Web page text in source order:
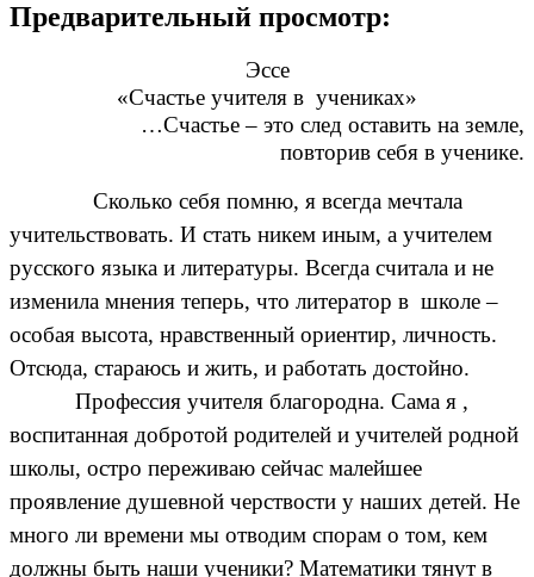
Предварительный просмотр:
Эссе
«Счастье учителя в учениках»
…Счастье – это след оставить на земле,
повторив себя в ученике.
Сколько себя помню, я всегда мечтала
учительствовать. И стать никем иным, а учителем
русского языка и литературы. Всегда считала и не
изменила мнения теперь, что литератор в школе –
особая высота, нравственный ориентир, личность.
Отсюда, стараюсь и жить, и работать достойно.
Профессия учителя благородна. Сама я ,
воспитанная добротой родителей и учителей родной
школы, остро переживаю сейчас малейшее
проявление душевной черствости у наших детей. Не
много ли времени мы отводим спорам о том, кем
должны быть наши ученики? Математики тянут в